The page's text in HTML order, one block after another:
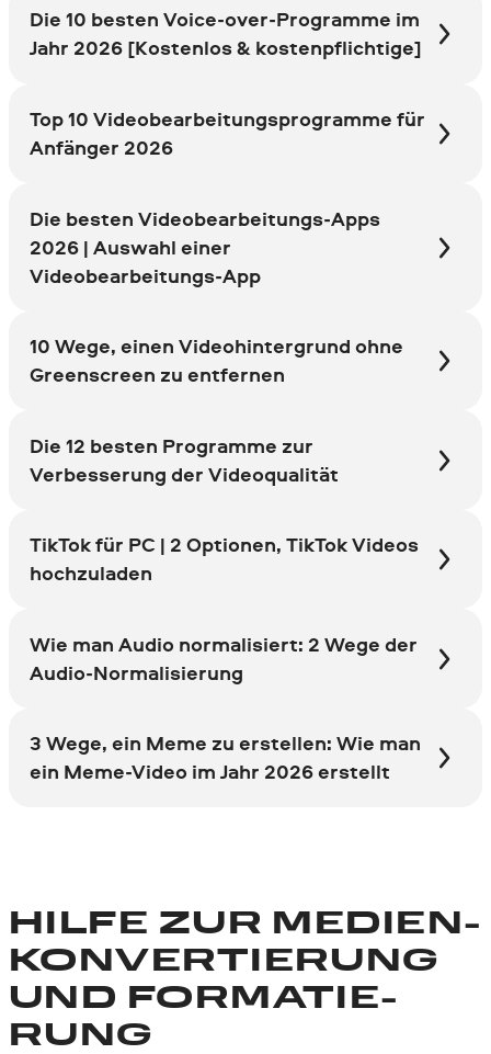
Die 10 besten Voice-over-Programme im
Jahr 2026 [Kostenlos & kostenpflichtige]
Top 10 Videobearbeitungsprogramme für
Anfänger 2026
Die besten Videobearbeitungs-Apps
2026 | Auswahl einer
Videobearbeitungs-App
10 Wege, einen Videohintergrund ohne
Greenscreen zu entfernen
Die 12 besten Programme zur
Verbesserung der Videoqualität
TikTok für PC | 2 Optionen, TikTok Videos
hochzuladen
Wie man Audio normalisiert: 2 Wege der
Audio-Normalisierung
3 Wege, ein Meme zu erstellen: Wie man
ein Meme-Video im Jahr 2026 erstellt
HILFE ZUR MEDIEN­
KONVER­TIE­RUNG
UND FORMATIE­
RUNG